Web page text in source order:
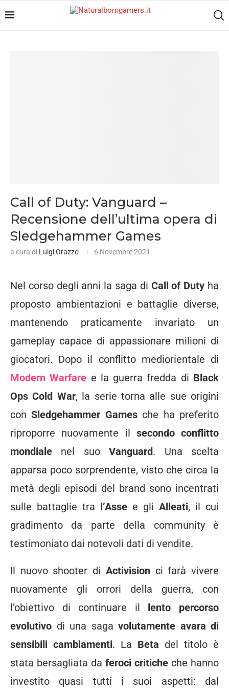
Call of Duty: Vanguard –
Recensione dell’ultima opera di
Sledgehammer Games
a cura di Luigi Orazzo 6 Novembre 2021
Nel corso degli anni la saga di Call of Duty ha
proposto ambientazioni e battaglie diverse,
mantenendo praticamente invariato un
gameplay capace di appassionare milioni di
giocatori. Dopo il conflitto mediorientale di
Modern Warfare e la guerra fredda di Black
Ops Cold War, la serie torna alle sue origini
conSledgehammer Gamesche ha preferito
riproporre nuovamente il secondo conflitto
mondiale nel suoVanguard. Una scelta
apparsa poco sorprendente, visto che circa la
metà degli episodi del brand sono incentrati
sulle battaglie tra
l’Asse e gli Alleati, il cui
gradimento da parte della community è
testimoniato dai notevoli dati di vendite.
Il nuovo shooter di Activisionci farà vivere
nuovamente gli orrori della guerra, con
l’obiettivo di continuare il
lento percorso
evolutivo di una saga volutamente avara di
sensibili cambiamenti. La Beta del titolo è
stata bersagliata da feroci critiche che hanno
investito quasi tutti i suoi aspetti: dal